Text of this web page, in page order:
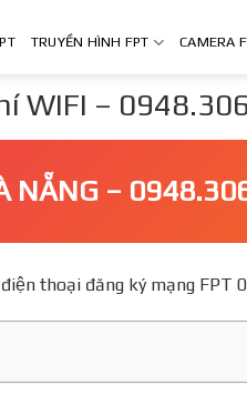
TRUYỀN HÌNH FPT CAMERA
WIFI –
NẴNG –
thoại đăng ký mạng FPT